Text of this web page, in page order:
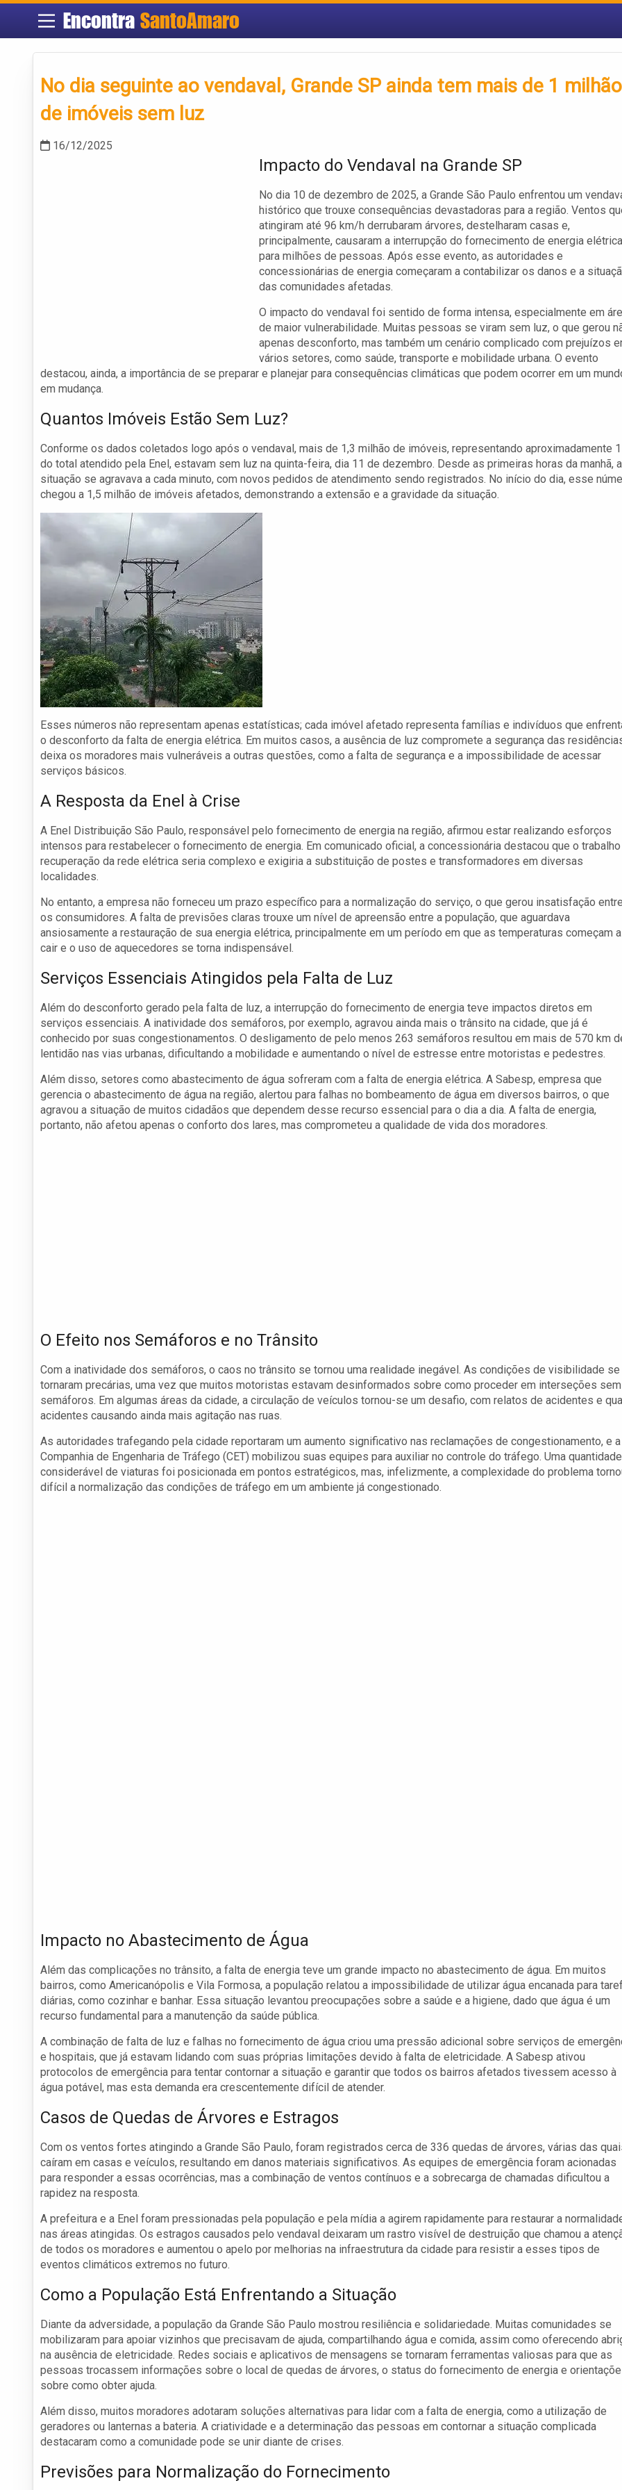
Encontra SantoAmaro
No dia seguinte ao vendaval, Grande SP ainda tem mais de 1 milhão
de imóveis sem luz
16/12/2025
Impacto do Vendaval na Grande SP
No dia 10 de dezembro de 2025, a Grande São Paulo enfrentou um
histórico que trouxe consequências devastadoras para a região. Ventos
atingiram até 96 km/h derrubaram árvores, destelharam casas e,
principalmente, causaram a interrupção do fornecimento de energia elétrica
para milhões de pessoas. Após esse evento, as autoridades e
concessionárias de energia começaram a contabilizar os danos e a
das comunidades afetadas.
O impacto do vendaval foi sentido de forma intensa, especialmente em
de maior vulnerabilidade. Muitas pessoas se viram sem luz, o que gerou
apenas desconforto, mas também um cenário complicado com prejuízos
vários setores, como saúde, transporte e mobilidade urbana. O evento
destacou, ainda, a importância de se preparar e planejar para consequências climáticas que podem ocorrer em um
em mudança.
Quantos Imóveis Estão Sem Luz?
Conforme os dados coletados logo após o vendaval, mais de 1,3 milhão de imóveis, representando aproximadamente
do total atendido pela Enel, estavam sem luz na quinta-feira, dia 11 de dezembro. Desde as primeiras horas da manhã, a
situação se agravava a cada minuto, com novos pedidos de atendimento sendo registrados. No início do dia, esse
chegou a 1,5 milhão de imóveis afetados, demonstrando a extensão e a gravidade da situação.
Esses números não representam apenas estatísticas; cada imóvel afetado representa famílias e indivíduos que
o desconforto da falta de energia elétrica. Em muitos casos, a ausência de luz compromete a segurança das
deixa os moradores mais vulneráveis a outras questões, como a falta de segurança e a impossibilidade de acessar
serviços básicos.
A Resposta da Enel à Crise
A Enel Distribuição São Paulo, responsável pelo fornecimento de energia na região, afirmou estar realizando esforços
intensos para restabelecer o fornecimento de energia. Em comunicado oficial, a concessionária destacou que o
recuperação da rede elétrica seria complexo e exigiria a substituição de postes e transformadores em diversas
localidades.
No entanto, a empresa não forneceu um prazo específico para a normalização do serviço, o que gerou insatisfação
os consumidores. A falta de previsões claras trouxe um nível de apreensão entre a população, que aguardava
ansiosamente a restauração de sua energia elétrica, principalmente em um período em que as temperaturas começam a
cair e o uso de aquecedores se torna indispensável.
Serviços Essenciais Atingidos pela Falta de Luz
Além do desconforto gerado pela falta de luz, a interrupção do fornecimento de energia teve impactos diretos em
serviços essenciais. A inatividade dos semáforos, por exemplo, agravou ainda mais o trânsito na cidade, que já é
conhecido por suas congestionamentos. O desligamento de pelo menos 263 semáforos resultou em mais de 570 km
lentidão nas vias urbanas, dificultando a mobilidade e aumentando o nível de estresse entre motoristas e pedestres.
Além disso, setores como abastecimento de água sofreram com a falta de energia elétrica. A Sabesp, empresa que
gerencia o abastecimento de água na região, alertou para falhas no bombeamento de água em diversos bairros, o que
agravou a situação de muitos cidadãos que dependem desse recurso essencial para o dia a dia. A falta de energia,
portanto, não afetou apenas o conforto dos lares, mas comprometeu a qualidade de vida dos moradores.
O Efeito nos Semáforos e no Trânsito
Com a inatividade dos semáforos, o caos no trânsito se tornou uma realidade inegável. As condições de visibilidade se
tornaram precárias, uma vez que muitos motoristas estavam desinformados sobre como proceder em interseções sem
semáforos. Em algumas áreas da cidade, a circulação de veículos tornou-se um desafio, com relatos de acidentes e
acidentes causando ainda mais agitação nas ruas.
As autoridades trafegando pela cidade reportaram um aumento significativo nas reclamações de congestionamento, e a
Companhia de Engenharia de Tráfego (CET) mobilizou suas equipes para auxiliar no controle do tráfego. Uma quantidade
considerável de viaturas foi posicionada em pontos estratégicos, mas, infelizmente, a complexidade do problema
difícil a normalização das condições de tráfego em um ambiente já congestionado.
Impacto no Abastecimento de Água
Além das complicações no trânsito, a falta de energia teve um grande impacto no abastecimento de água. Em muitos
bairros, como Americanópolis e Vila Formosa, a população relatou a impossibilidade de utilizar água encanada para
diárias, como cozinhar e banhar. Essa situação levantou preocupações sobre a saúde e a higiene, dado que água é um
recurso fundamental para a manutenção da saúde pública.
A combinação de falta de luz e falhas no fornecimento de água criou uma pressão adicional sobre serviços de
e hospitais, que já estavam lidando com suas próprias limitações devido à falta de eletricidade. A Sabesp ativou
protocolos de emergência para tentar contornar a situação e garantir que todos os bairros afetados tivessem acesso à
água potável, mas esta demanda era crescentemente difícil de atender.
Casos de Quedas de Árvores e Estragos
Com os ventos fortes atingindo a Grande São Paulo, foram registrados cerca de 336 quedas de árvores, várias das
caíram em casas e veículos, resultando em danos materiais significativos. As equipes de emergência foram acionadas
para responder a essas ocorrências, mas a combinação de ventos contínuos e a sobrecarga de chamadas dificultou a
rapidez na resposta.
A prefeitura e a Enel foram pressionadas pela população e pela mídia a agirem rapidamente para restaurar a
nas áreas atingidas. Os estragos causados pelo vendaval deixaram um rastro visível de destruição que chamou a
de todos os moradores e aumentou o apelo por melhorias na infraestrutura da cidade para resistir a esses tipos de
eventos climáticos extremos no futuro.
Como a População Está Enfrentando a Situação
Diante da adversidade, a população da Grande São Paulo mostrou resiliência e solidariedade. Muitas comunidades se
mobilizaram para apoiar vizinhos que precisavam de ajuda, compartilhando água e comida, assim como oferecendo
na ausência de eletricidade. Redes sociais e aplicativos de mensagens se tornaram ferramentas valiosas para que as
pessoas trocassem informações sobre o local de quedas de árvores, o status do fornecimento de energia e
sobre como obter ajuda.
Além disso, muitos moradores adotaram soluções alternativas para lidar com a falta de energia, como a utilização de
geradores ou lanternas a bateria. A criatividade e a determinação das pessoas em contornar a situação complicada
destacaram como a comunidade pode se unir diante de crises.
Previsões para Normalização do Fornecimento